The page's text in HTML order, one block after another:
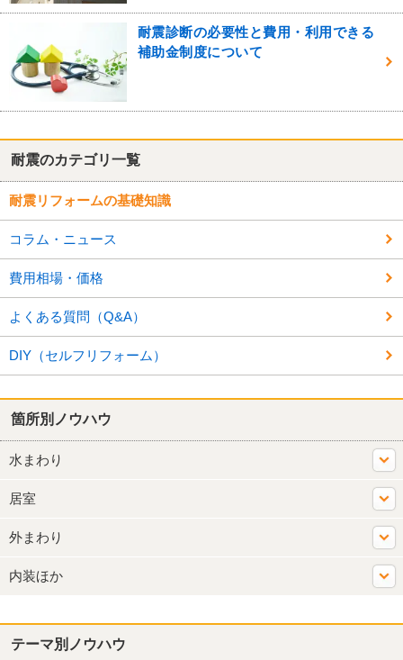
耐震診断の必要性と費用・利用できる
補助金制度について
耐震のカテゴリ一覧
耐震リフォームの基礎知識
コラム・ニュース
費用相場・価格
よくある質問（Q&A）
DIY（セルフリフォーム）
箇所別ノウハウ
水まわり
居室
外まわり
内装ほか
テーマ別ノウハウ